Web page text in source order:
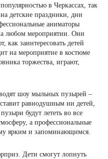
в Черкассах, так
детские праздники, дни
аниматоры
любом мероприятии. Они
как заинтересовать детей
на мероприятие в костюме
торжества, играют,
шоу мыльных пузырей –
равнодушным ни детей,
будут лететь во все
а профессиональные
ярким и запоминающимся.
Дети смогут лопнуть